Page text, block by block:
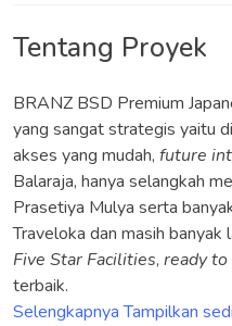
Tentang Proyek
BRANZ BSD Premium
yang sangat strategis yaitu
akses yang mudah, future
Balaraja, hanya selangkah
Prasetiya Mulya serta
Traveloka dan masih
Five Star Facilities, ready
terbaik.
Selengkapnya Tampilkan